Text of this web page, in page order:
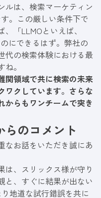
ルは、検索マーケティン
。この厳しい条件下で
「LLMOといえば、
にできるはず。弊社の
代の検索体験における最
。
領域で共に検索の未来
ワクしています。さらな
からもワンチームで突き
のコメント
なお話をいただき誠にあ
は、スリックス様が守り
と、すぐに結果が出ない
地道な試行錯誤を共に